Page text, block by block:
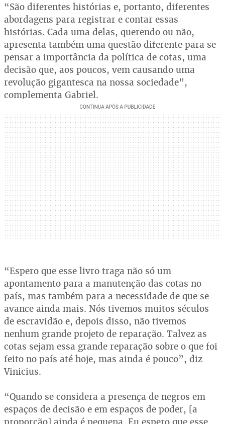
“São diferentes histórias e, portanto, diferentes
abordagens para registrar e contar essas
histórias. Cada uma delas, querendo ou não,
apresenta também uma questão diferente para se
pensar a importância da política de cotas, uma
decisão que, aos poucos, vem causando uma
revolução gigantesca na nossa sociedade”,
complementa Gabriel.
“Espero que esse livro traga não só um
apontamento para a manutenção das cotas no
país, mas também para a necessidade de que se
avance ainda mais. Nós tivemos muitos séculos
de escravidão e, depois disso, não tivemos
nenhum grande projeto de reparação. Talvez as
cotas sejam essa grande reparação sobre o que foi
feito no país até hoje, mas ainda é pouco”, diz
Vinicius.
“Quando se considera a presença de negros em
espaços de decisão e em espaços de poder, [a
proporção] ainda é pequena. Eu espero que esse